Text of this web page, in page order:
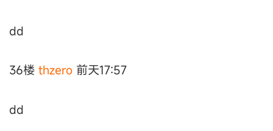
dd
36楼 thzero 前天17:57
dd